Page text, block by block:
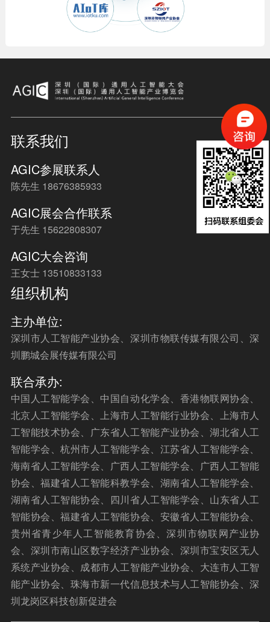
联系我们
AGIC参展联系人
陈先生 18676385933
AGIC展会合作联系
于先生 15622808307
AGIC大会咨询
王女士 13510833133
组织机构
主办单位:
深圳市人工智能产业协会、深圳市物联传媒有限公司、深
圳鹏城会展传媒有限公司
联合承办:
中国人工智能学会、中国自动化学会、香港物联网协会、
北京人工智能学会、上海市人工智能行业协会、上海市人
工智能技术协会、广东省人工智能产业协会、湖北省人工
智能学会、杭州市人工智能学会、江苏省人工智能学会、
海南省人工智能学会、广西人工智能学会、广西人工智能
协会、福建省人工智能科教学会、湖南省人工智能学会、
湖南省人工智能协会、四川省人工智能学会、山东省人工
智能协会、福建省人工智能协会、安徽省人工智能协会、
贵州省青少年人工智能教育协会、深圳市物联网产业协
会、深圳市南山区数字经济产业协会、深圳市宝安区无人
系统产业协会、成都市人工智能产业协会、大连市人工智
能产业协会、珠海市新一代信息技术与人工智能协会、深
圳龙岗区科技创新促进会